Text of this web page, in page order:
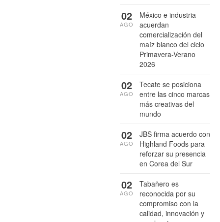
México e industria
acuerdan
comercialización del
maíz blanco del ciclo
Primavera-Verano
2026
02
AGO
Tecate se posiciona
entre las cinco marcas
más creativas del
mundo
02
AGO
JBS firma acuerdo con
Highland Foods para
reforzar su presencia
en Corea del Sur
02
AGO
Tabañero es
reconocida por su
compromiso con la
calidad, innovación y
02
AGO